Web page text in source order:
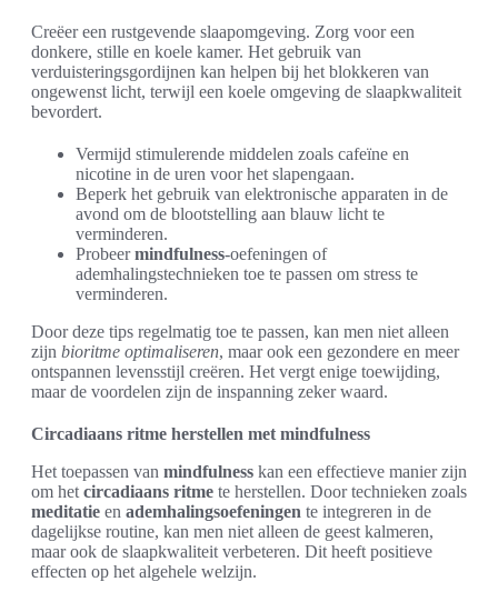
Creëer een rustgevende slaapomgeving. Zorg voor een
donkere, stille en koele kamer. Het gebruik van
verduisteringsgordijnen kan helpen bij het blokkeren van
ongewenst licht, terwijl een koele omgeving de slaapkwaliteit
bevordert.
Vermijd stimulerende middelen zoals cafeïne en
nicotine in de uren voor het slapengaan.
Beperk het gebruik van elektronische apparaten in de
avond om de blootstelling aan blauw licht te
verminderen.
Probeermindfulness-oefeningen of
ademhalingstechnieken toe te passen om stress te
verminderen.
Door deze tips regelmatig toe te passen, kan men niet alleen
zijn bioritme optimaliseren, maar ook een gezondere en meer
ontspannen levensstijl creëren. Het vergt enige toewijding,
maar de voordelen zijn de inspanning zeker waard.
Circadiaans ritme herstellen met mindfulness
Het toepassen van mindfulness kan een effectieve manier zijn
om het circadiaans ritme te herstellen. Door technieken zoals
meditatie en ademhalingsoefeningen te integreren in de
dagelijkse routine, kan men niet alleen de geest kalmeren,
maar ook de slaapkwaliteit verbeteren. Dit heeft positieve
effecten op het algehele welzijn.